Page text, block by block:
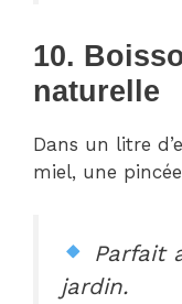
10.
naturelle
Dans un litre
miel, une
Parfait
jardin.